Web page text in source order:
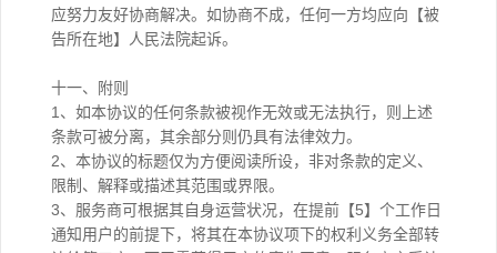
应努力友好协商解决。如协商不成，任何一方均应向【被
告所在地】人民法院起诉。
十一、附则
1、如本协议的任何条款被视作无效或无法执行，则上述
条款可被分离，其余部分则仍具有法律效力。
2、本协议的标题仅为方便阅读所设，非对条款的定义、
限制、解释或描述其范围或界限。
3、服务商可根据其自身运营状况，在提前【5】个工作日
通知用户的前提下，将其在本协议项下的权利义务全部转